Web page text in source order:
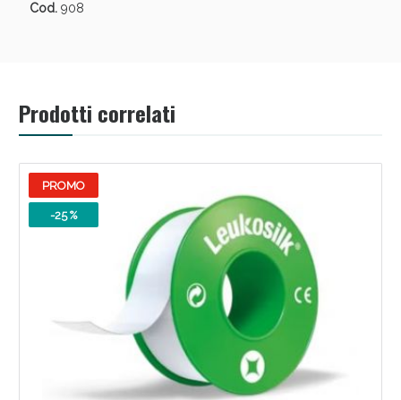
Cod. 908
Prodotti correlati
PROMO
-25 %